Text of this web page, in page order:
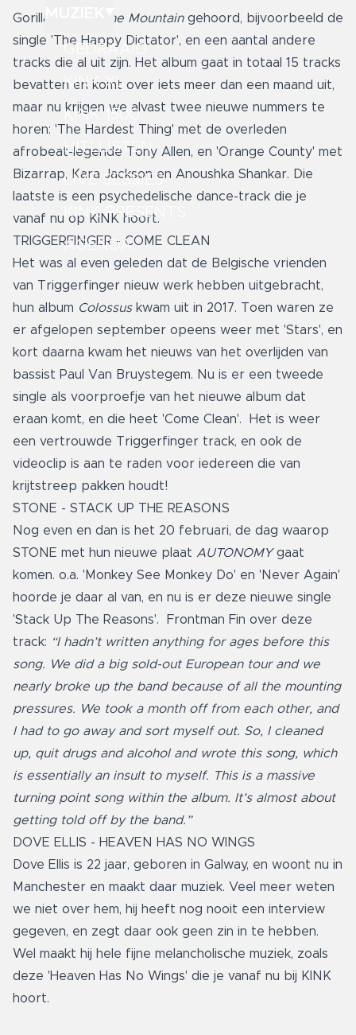
GEDRAAID
KINK XL
KINK 1500
HITLIJSTEN
LIVE SESSIES
KINK PRESENTS
AGENDA
Gorillaz album
The Mountaingehoord, bijvoorbeeld de
single 'The Happy Dictator', en een aantal andere
tracks die al uit zijn. Het album gaat in totaal 15 tracks
bevatten en komt over iets meer dan een maand uit,
maar nu krijgen we alvast twee nieuwe nummers te
horen: 'The Hardest Thing' met de overleden
afrobeat-legende Tony Allen, en 'Orange County' met
Bizarrap, Kara Jackson en Anoushka Shankar. Die
laatste is een psychedelische dance-track die je
vanaf nu op KINK hoort.
TRIGGERFINGER - COME CLEAN
Het was al even geleden dat de Belgische vrienden
van Triggerfinger nieuw werk hebben uitgebracht,
hun album Colossuskwam uit in 2017. Toen waren ze
er afgelopen september opeens weer met 'Stars', en
kort daarna kwam het nieuws van het overlijden van
bassist Paul Van Bruystegem. Nu is er een tweede
single als voorproefje van het nieuwe album dat
eraan komt, en die heet 'Come Clean'. Het is weer
een vertrouwde Triggerfinger track, en ook de
videoclip is aan te raden voor iedereen die van
krijtstreep pakken houdt!
STONE - STACK UP THE REASONS
Nog even en dan is het 20 februari, de dag waarop
STONE met hun nieuwe plaat AUTONOMYgaat
komen. o.a. 'Monkey See Monkey Do' en 'Never Again'
hoorde je daar al van, en nu is er deze nieuwe single
'Stack Up The Reasons'. Frontman Fin over deze
track: “I hadn’t written anything for ages before this
song. We did a big sold-out European tour and we
nearly broke up the band because of all the mounting
pressures. We took a month off from each other, and
I had to go away and sort myself out. So, I cleaned
up, quit drugs and alcohol and wrote this song, which
is essentially an insult to myself. This is a massive
turning point song within the album. It’s almost about
getting told off by the band.”
DOVE ELLIS - HEAVEN HAS NO WINGS
Dove Ellis is 22 jaar, geboren in Galway, en woont nu in
Manchester en maakt daar muziek. Veel meer weten
we niet over hem, hij heeft nog nooit een interview
gegeven, en zegt daar ook geen zin in te hebben.
Wel maakt hij hele fijne melancholische muziek, zoals
deze 'Heaven Has No Wings' die je vanaf nu bij KINK
hoort.